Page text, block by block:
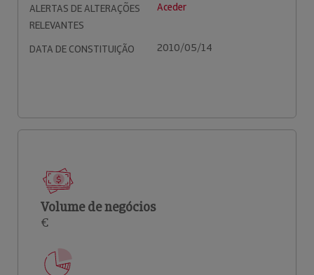
ALERTAS DE ALTERAÇÕES
RELEVANTES
Aceder
DATA DE CONSTITUIÇÃO 2010/05/14
Volume de negócios
€